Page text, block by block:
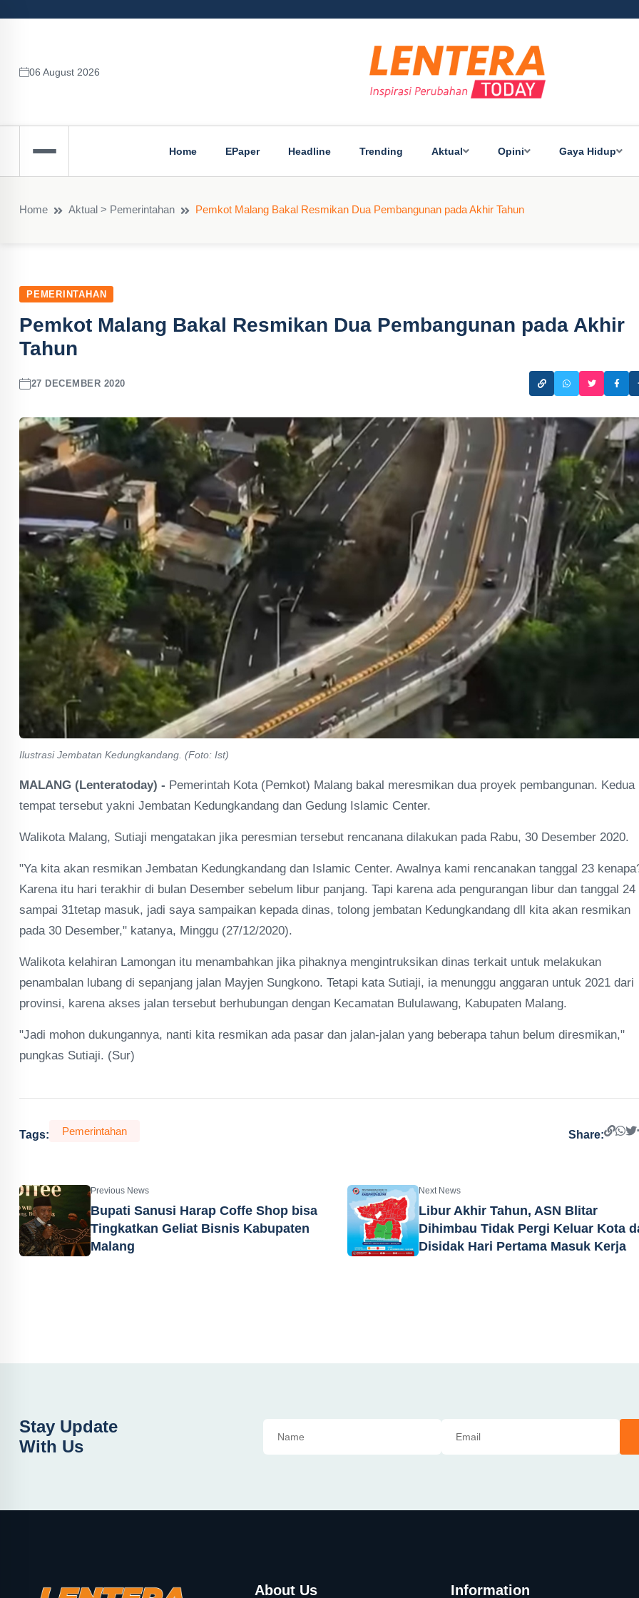
06 August 2026
Home EPaper Headline Trending Aktual Opini Gaya Hidup
Home Aktual > Pemerintahan Pemkot Malang Bakal Resmikan Dua Pembangunan pada Akhir Tahun
PEMERINTAHAN
Pemkot Malang Bakal Resmikan Dua Pembangunan pada Akhir
Tahun
27 DECEMBER 2020
Ilustrasi Jembatan Kedungkandang. (Foto: Ist)
MALANG (Lenteratoday) - Pemerintah Kota (Pemkot) Malang bakal meresmikan dua proyek pembangunan. Kedua
tempat tersebut yakni Jembatan Kedungkandang dan Gedung Islamic Center.
Walikota Malang, Sutiaji mengatakan jika peresmian tersebut rencanana dilakukan pada Rabu, 30 Desember 2020.
"Ya kita akan resmikan Jembatan Kedungkandang dan Islamic Center. Awalnya kami rencanakan tanggal 23
Karena itu hari terakhir di bulan Desember sebelum libur panjang. Tapi karena ada pengurangan libur dan tanggal 24
sampai 31tetap masuk, jadi saya sampaikan kepada dinas, tolong jembatan Kedungkandang dll kita akan resmikan
pada 30 Desember," katanya, Minggu (27/12/2020).
Walikota kelahiran Lamongan itu menambahkan jika pihaknya mengintruksikan dinas terkait untuk melakukan
penambalan lubang di sepanjang jalan Mayjen Sungkono. Tetapi kata Sutiaji, ia menunggu anggaran untuk 2021 dari
provinsi, karena akses jalan tersebut berhubungan dengan Kecamatan Bululawang, Kabupaten Malang.
"Jadi mohon dukungannya, nanti kita resmikan ada pasar dan jalan-jalan yang beberapa tahun belum diresmikan,"
pungkas Sutiaji. (Sur)
Tags: Pemerintahan Share:
Previous News
Bupati Sanusi Harap Coffe Shop bisa
Tingkatkan Geliat Bisnis Kabupaten
Malang
Next News
Libur Akhir Tahun, ASN Blitar
Dihimbau Tidak Pergi Keluar Kota
Disidak Hari Pertama Masuk Kerja
Stay Update
With Us
About Us Information